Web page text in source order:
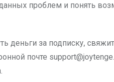
проблем и понять
деньги за подписку,
почте